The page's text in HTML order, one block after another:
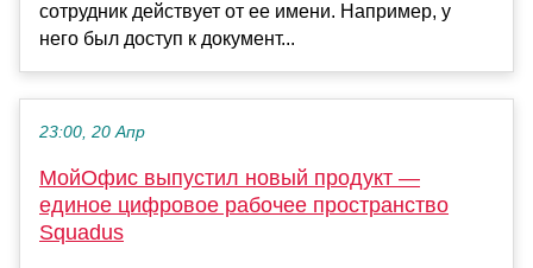
сотрудник действует от ее имени. Например, у
него был доступ к документ...
23:00, 20 Апр
МойОфис выпустил новый продукт —
единое цифровое рабочее пространство
Squadus